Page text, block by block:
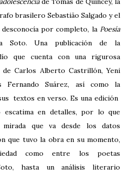
brasilero Sebastião Salgado y el
por completo, la Poesía
Soto. Una publicación de la
que cuenta con una rigurosa
Carlos Alberto Castrillón, Yeni
Fernando Suárez, así como la
textos en verso. Es una edición
escatima en detalles, por lo que
que va desde los datos
que tuvo la obra en su momento,
como entre los poetas
hasta un análisis literario